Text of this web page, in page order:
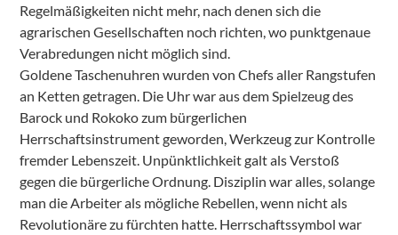
Regelmäßigkeiten nicht mehr, nach denen sich die
agrarischen Gesellschaften noch richten, wo punktgenaue
Verabredungen nicht möglich sind.
Goldene Taschenuhren wurden von Chefs aller Rangstufen
an Ketten getragen. Die Uhr war aus dem Spielzeug des
Barock und Rokoko zum bürgerlichen
Herrschaftsinstrument geworden, Werkzeug zur Kontrolle
fremder Lebenszeit. Unpünktlichkeit galt als Verstoß
gegen die bürgerliche Ordnung. Disziplin war alles, solange
man die Arbeiter als mögliche Rebellen, wenn nicht als
Revolutionäre zu fürchten hatte. Herrschaftssymbol war